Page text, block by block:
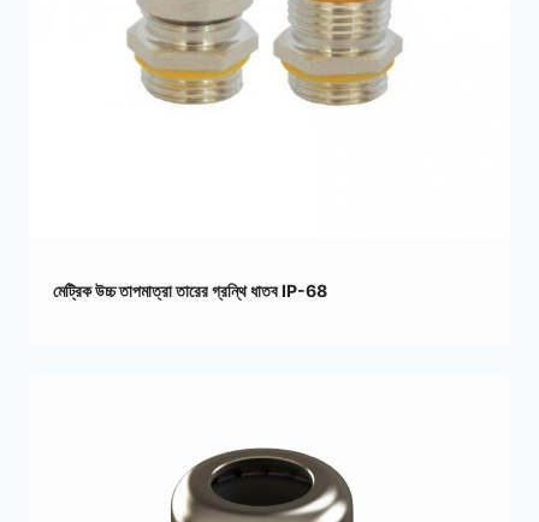
মেট্রিক উচ্চ তাপমাত্রা তারের গ্রন্থি ধাতব IP-68